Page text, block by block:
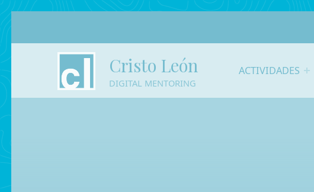
Cristo León
DIGITAL MENTORING
ACTIVIDADES